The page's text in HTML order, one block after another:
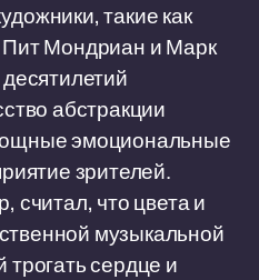
такие как
Мондриан и Марк
абстракции
эмоциональные
зрителей.
считал, что цвета и
музыкальной
сердце и